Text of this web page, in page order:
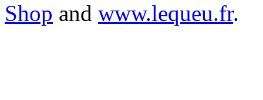
Shop and www.lequeu.fr.